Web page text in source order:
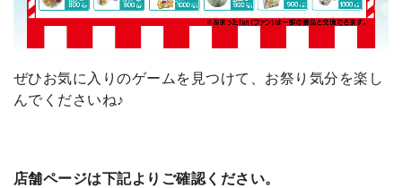
ぜひお気に入りのゲームを見つけて、お祭り気分を楽し
んでくださいね♪
店舗ページは下記よりご確認ください。